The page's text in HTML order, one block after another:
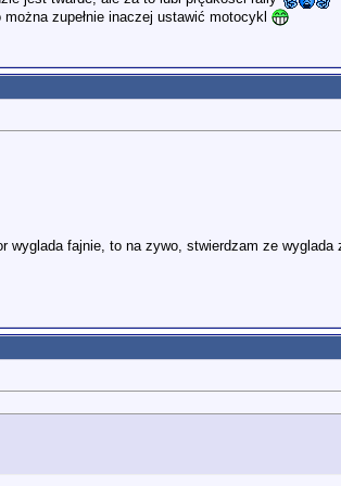
zupełnie inaczej ustawić motocykl
wyglada fajnie, to na zywo, stwierdzam ze